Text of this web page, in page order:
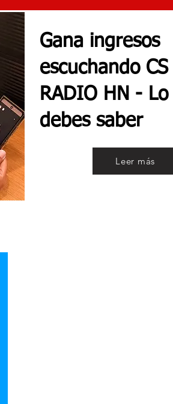
Gana ingresos
escuchando CS
RADIO HN -
debes saber
Leer más